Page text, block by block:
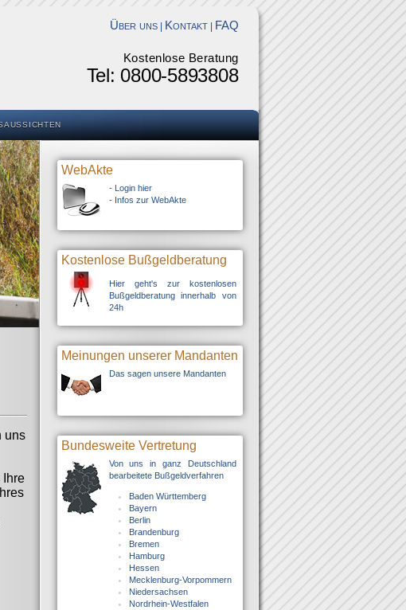
Über uns Kontakt FAQ
Kostenlose Beratung
Tel: 0800-5893808
WebAkte
- Login hier
- Infos zur WebAkte
Kostenlose Bußgeldberatung
Hier geht's zur kostenlosen
Bußgeldberatung innerhalb von
24h
Meinungen unserer Mandanten
Das sagen unsere Mandanten
Bundesweite Vertretung
Von uns in ganz Deutschland
bearbeitete Bußgeldverfahren
Baden Württemberg
Bayern
Berlin
Brandenburg
Bremen
Hamburg
Hessen
Mecklenburg-Vorpommern
Niedersachsen
Nordrhein-Westfalen
uns